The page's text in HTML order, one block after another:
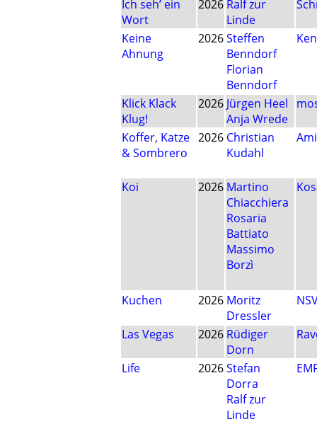
Ich seh’ ein
Wort
2026 Ralf zur
Linde
Keine
Ahnung
2026Steffen
Benndorf
Florian
Benndorf
Klick Klack
Klug!
2026 Jürgen Heel
Anja Wrede
Koffer, Katze
& Sombrero
2026 Christian
Kudahl
Koi 2026 Martino
Chiacchiera
Rosaria
Battiato
Massimo
Borzì
Kuchen 2026 Moritz
Dressler
Las Vegas 2026 Rüdiger
Dorn
Life 2026Stefan
Dorra
Ralf zur
Linde